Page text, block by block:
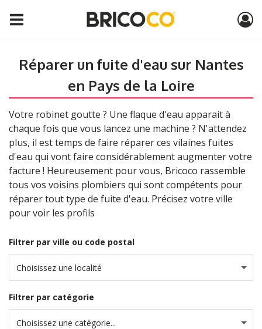
Réparer un fuite d'eau sur Nantes
en Pays de la Loire
Votre robinet goutte ? Une flaque d'eau apparait à
chaque fois que vous lancez une machine ? N'attendez
plus, il est temps de faire réparer ces vilaines fuites
d'eau qui vont faire considérablement augmenter votre
facture ! Heureusement pour vous, Bricoco rassemble
tous vos voisins plombiers qui sont compétents pour
réparer tout type de fuite d'eau. Précisez votre ville
pour voir les profils
Filtrer par ville ou code postal
Choisissez une localité
Filtrer par catégorie
Choisissez une catégorie...